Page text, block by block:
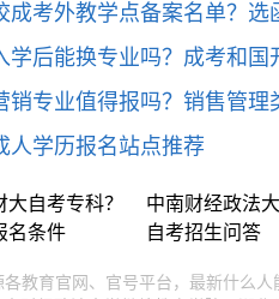
成考外教学点备案名单？选
学后能换专业吗？成考和国
销专业值得报吗？销售管理
人学历报名站点推荐
自考专科？
名条件
中南财经政法
自考招生问答
教育官网、官号平台，最新什么